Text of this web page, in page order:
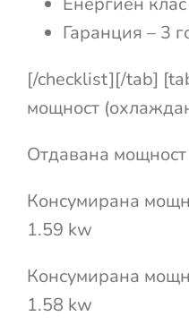
Гаранция – 3
[/checklist][/tab]
мощност
Отдавана
Консумирана
1.59 kw
Консумирана
1.58 kw